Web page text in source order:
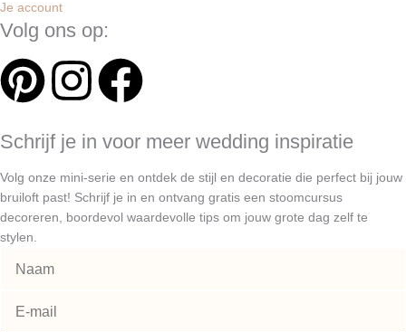
Je account
Volg ons op:
P
i
n
t
e
r
I
n
s
t
F
a
c
e
Schrijf je in voor meer wedding inspiratie
Volg onze mini-serie en ontdek de stijl en decoratie die perfect bij jouw
bruiloft past! Schrijf je in en ontvang gratis een stoomcursus
decoreren, boordevol waardevolle tips om jouw grote dag zelf te
stylen.